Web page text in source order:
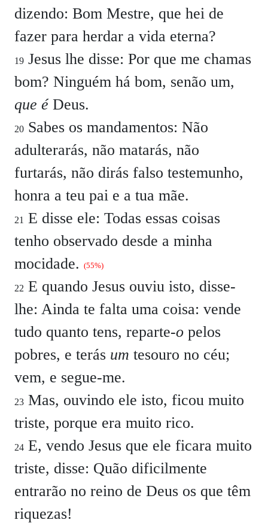
dizendo: Bom Mestre, que hei de
fazer para herdar a vida eterna?
19 Jesus lhe disse: Por que me chamas
bom? Ninguém há bom, senão um,
que éDeus.
20 Sabes os mandamentos: Não
adulterarás, não matarás, não
furtarás, não dirás falso testemunho,
honra a teu pai e a tua mãe.
21 E disse ele: Todas essas coisas
tenho observado desde a minha
mocidade. (55%)
22 E quando Jesus ouviu isto, disse-
lhe: Ainda te falta uma coisa: vende
tudo quanto tens, reparte-o pelos
pobres, e terás um tesouro no céu;
vem, e segue-me.
23 Mas, ouvindo ele isto, ficou muito
triste, porque era muito rico.
24 E, vendo Jesus que ele ficara muito
triste, disse: Quão dificilmente
entrarão no reino de Deus os que têm
riquezas!